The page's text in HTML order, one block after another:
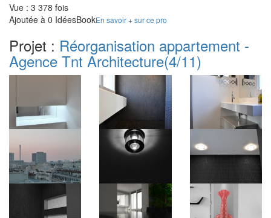
Vue : 3 378 fois
Ajoutée à 0 IdéesBookEn savoir + sur ce pro
Projet : Réorganisation appartement -
Agence Tnt Architecture(4/11)